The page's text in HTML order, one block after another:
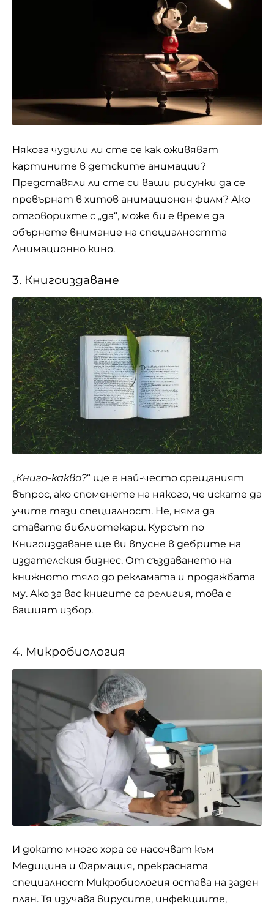
Някога чудили ли сте се как оживяват
картините в детските анимации?
Представяли ли сте си ваши рисунки да се
превърнат в хитов анимационен филм? Ако
отговорихте с „да“, може би е време да
обърнете внимание на специалността
Анимационно кино.
3. Книгоиздаване
„Книго-какво?“ ще е най-често срещаният
въпрос, ако споменете на някого, че искате да
учите тази специалност. Не, няма да
ставате библиотекари. Курсът по
Книгоиздаване ще ви впусне в дебрите на
издателския бизнес. От създаването на
книжното тяло до рекламата и продажбата
му. Ако за вас книгите са религия, това е
вашият избор.
4. Микробиология
И докато много хора се насочват към
Медицина и Фармация, прекрасната
специалност Микробиология остава на заден
план. Тя изучава вирусите, инфекциите,